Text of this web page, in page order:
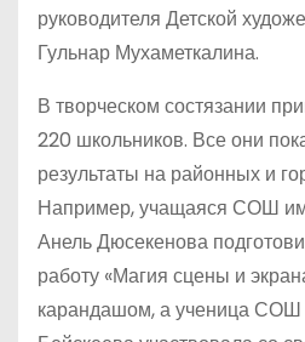
руководителя Детской
Гульнар Мухаметкалина.
В творческом состязании
220 школьников. Все они
результаты на районных и
Например, учащаяся СОШ
Анель Дюсекенова
работу «Магия сцены и
карандашом, а ученица